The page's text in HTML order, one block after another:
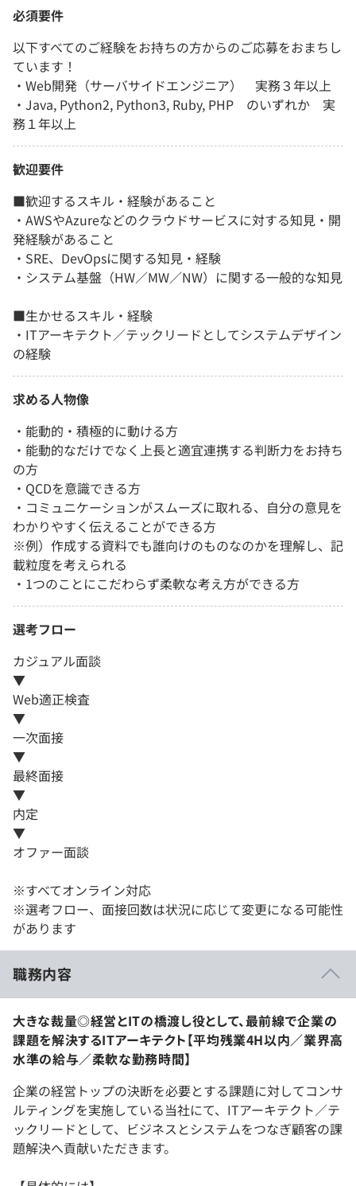
必須要件
以下すべてのご経験をお持ちの方からのご応募をおまちし
ています！
・Web開発（サーバサイドエンジニア） 実務３年以上
・Java, Python2, Python3, Ruby, PHP のいずれか 実
務１年以上
歓迎要件
■歓迎するスキル・経験があること
・AWSやAzureなどのクラウドサービスに対する知見・開
発経験があること
・SRE、DevOpsに関する知見・経験
・システム基盤（HW／MW／NW）に関する一般的な知見
■生かせるスキル・経験
・ITアーキテクト／テックリードとしてシステムデザイン
の経験
求める人物像
・能動的・積極的に動ける方
・能動的なだけでなく上長と適宜連携する判断力をお持ち
の方
・QCDを意識できる方
・コミュニケーションがスムーズに取れる、自分の意見を
わかりやすく伝えることができる方
※例）作成する資料でも誰向けのものなのかを理解し、記
載粒度を考えられる
・1つのことにこだわらず柔軟な考え方ができる方
選考フロー
カジュアル面談
▼
Web適正検査
▼
一次面接
▼
最終面接
▼
内定
▼
オファー面談
※すべてオンライン対応
※選考フロー、面接回数は状況に応じて変更になる可能性
があります
職務内容
大きな裁量◎経営とITの橋渡し役として、最前線で企業の
課題を解決するITアーキテクト【平均残業4H以内／業界高
水準の給与／柔軟な勤務時間】
企業の経営トップの決断を必要とする課題に対してコンサ
ルティングを実施している当社にて、ITアーキテクト／テ
ックリードとして、ビジネスとシステムをつなぎ顧客の課
題解決へ貢献いただきます。